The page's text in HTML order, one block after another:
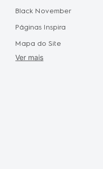
Black November
Páginas Inspira
Mapa do Site
Cyber Monday
Ver mais